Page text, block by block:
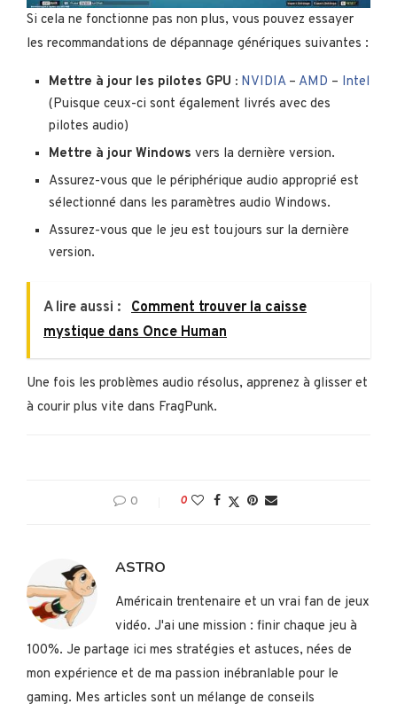
Si cela ne fonctionne pas non plus, vous pouvez essayer
les recommandations de dépannage génériques suivantes :
Mettre à jour les pilotes GPU : NVIDIA– AMD – Intel
(Puisque ceux-ci sont également livrés avec des
pilotes audio)
Mettre à jour Windows vers la dernière version.
Assurez-vous que le périphérique audio approprié est
sélectionné dans les paramètres audio Windows.
Assurez-vous que le jeu est toujours sur la dernière
version.
A lire aussi :
Comment trouver la caisse
mystique dans Once Human
Une fois les problèmes audio résolus, apprenez à glisser et
à courir plus vite dans FragPunk.
0 0
ASTRO
Américain trentenaire et un vrai fan de jeux
vidéo. J'ai une mission : finir chaque jeu à
100%. Je partage ici mes stratégies et astuces, nées de
mon expérience et de ma passion inébranlable pour le
gaming. Mes articles sont un mélange de conseils